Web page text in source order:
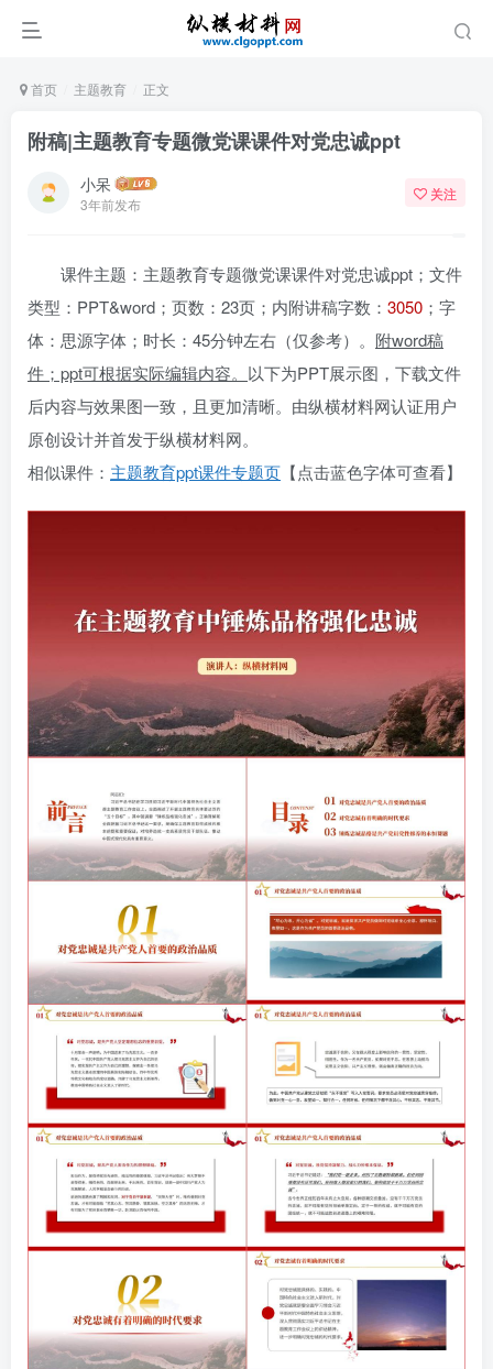
首页 主题教育 正文
附稿|主题教育专题微党课课件对党忠诚ppt
小呆
3年前发布
关注
课件主题：主题教育专题微党课课件对党忠诚ppt；文件
类型：PPT&word；页数：23页；内附讲稿字数： 3050 ；字
体：思源字体；时长：45分钟左右（仅参考）。 附word稿
件；ppt可根据实际编辑内容。 以下为PPT展示图，下载文件
后内容与效果图一致，且更加清晰。由纵横材料网认证用户
原创设计并首发于纵横材料网。
相似课件： 主题教育ppt课件专题页 【点击蓝色字体可查看】